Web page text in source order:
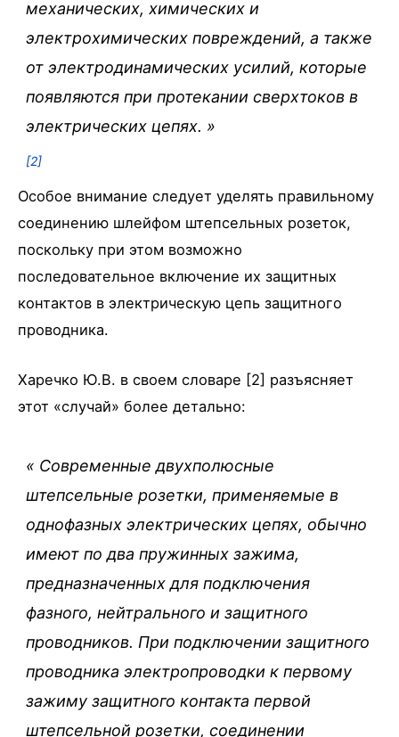
механических, химических и
электрохимических повреждений, а также
от электродинамических усилий, которые
появляются при протекании сверхтоков в
электрических цепях. »
[2]
Особое внимание следует уделять правильному
соединению шлейфом штепсельных розеток,
поскольку при этом возможно
последовательное включение их защитных
контактов в электрическую цепь защитного
проводника.
Харечко Ю.В. в своем словаре [2] разъясняет
этот «случай» более детально:
« Современные двухполюсные
штепсельные розетки, применяемые в
однофазных электрических цепях, обычно
имеют по два пружинных зажима,
предназначенных для подключения
фазного, нейтрального и защитного
проводников. При подключении защитного
проводника электропроводки к первому
зажиму защитного контакта первой
штепсельной розетки, соединении